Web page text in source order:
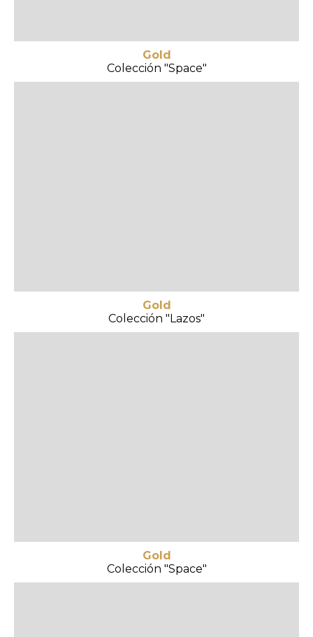
Gold
Colección "Space"
Gold
Colección "Lazos"
Gold
Colección "Space"